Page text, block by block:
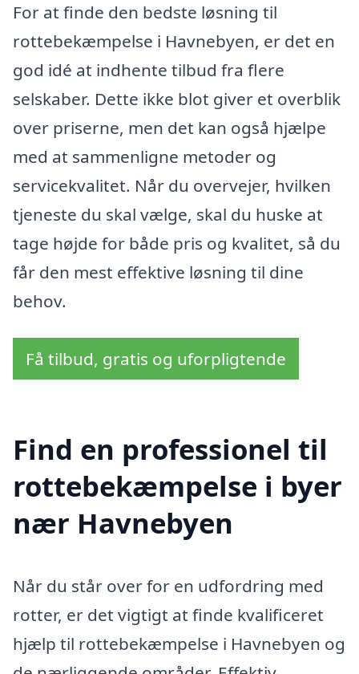
For at finde den bedste løsning til
rottebekæmpelse i Havnebyen, er det en
god idé at indhente tilbud fra flere
selskaber. Dette ikke blot giver et overblik
over priserne, men det kan også hjælpe
med at sammenligne metoder og
servicekvalitet. Når du overvejer, hvilken
tjeneste du skal vælge, skal du huske at
tage højde for både pris og kvalitet, så du
får den mest effektive løsning til dine
behov.
Få tilbud, gratis og uforpligtende
Find en professionel til
rottebekæmpelse i byer
nær Havnebyen
Når du står over for en udfordring med
rotter, er det vigtigt at finde kvalificeret
hjælp til rottebekæmpelse i Havnebyen og